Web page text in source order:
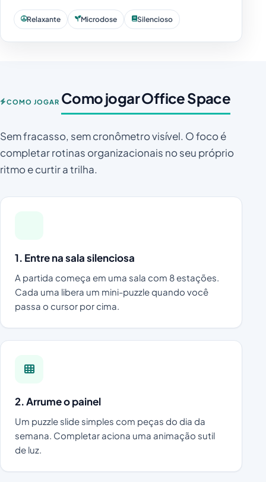
Relaxante Microdose Silencioso
COMO JOGAR Como jogar Office Space
Sem fracasso, sem cronômetro visível. O foco é
completar rotinas organizacionais no seu próprio
ritmo e curtir a trilha.
1. Entre na sala silenciosa
A partida começa em uma sala com 8 estações.
Cada uma libera um mini-puzzle quando você
passa o cursor por cima.
2. Arrume o painel
Um puzzle slide simples com peças do dia da
semana. Completar aciona uma animação sutil
de luz.